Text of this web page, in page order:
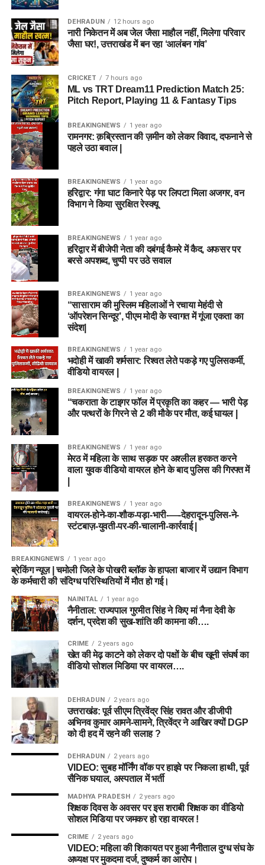
DEHRADUN 12 hours ago
नारी निकेतन में अब जेल जैसा माहौल नहीं, मिलेगा परिवार
जैसा घर!, उत्तराखंड में बन रहा ‘आलंबन गांव’
CRICKET 7 hours ago
ML vs TRT Dream11 Prediction Match 25:
Pitch Report, Playing 11 & Fantasy Tips
BREAKINGNEWS 1 year ago
रामनगर: क़ब्रिस्तान की ज़मीन को लेकर विवाद, दफनाने से
पहले उठा बवाल |
BREAKINGNEWS 1 year ago
हरिद्वार: गंगा घाट किनारे पेड़ पर लिपटा मिला अजगर, वन
विभाग ने किया सुरक्षित रेस्क्यू
BREAKINGNEWS 1 year ago
हरिद्वार में बीजेपी नेता की दबंगई कैमरे में कैद, अफसर पर
बरसे अपशब्द, चुप्पी पर उठे सवाल
BREAKINGNEWS 1 year ago
“सासाराम की मुस्लिम महिलाओं ने रचाया मेहंदी से
‘ऑपरेशन सिन्दूर’, पीएम मोदी के स्वागत में गूंजा एकता का
संदेश|
BREAKINGNEWS 1 year ago
भदोही में खाकी शर्मसार: रिश्वत लेते पकड़े गए पुलिसकर्मी,
वीडियो वायरल |
BREAKINGNEWS 1 year ago
“चकराता के टाइगर फॉल में प्रकृति का कहर — भारी पेड़
और पत्थरों के गिरने से 2 की मौके पर मौत, कई घायल |
BREAKINGNEWS 1 year ago
मेरठ में महिला के साथ सड़क पर अश्लील हरकत करने
वाला युवक वीडियो वायरल होने के बाद पुलिस की गिरफ्त में
BREAKINGNEWS 1 year ago
वायरल-होने-का-शौक-पड़ा-भारी-—-देहरादून-पुलिस-ने-
स्टंटबाज़-युवती-पर-की-चालानी-कार्रवाई |
BREAKINGNEWS 1 year ago
ब्रेकिंग न्यूज़ | चमोली जिले के पोखरी ब्लॉक के हापला बाजार में उद्यान विभाग
के कर्मचारी की संदिग्ध परिस्थितियों में मौत हो गई।
NAINITAL 1 year ago
नैनीताल: राज्यपाल गुरमीत सिंह ने किए मां नैना देवी के
दर्शन, प्रदेश की सुख-शांति की कामना की….
CRIME 2 years ago
खेत की मेढ़ काटने को लेकर दो पक्षों के बीच खूनी संघर्ष का
वीडियो सोशल मिडिया पर वायरल….
DEHRADUN 2 years ago
उत्तराखंड: पूर्व सीएम त्रिवेंद्र सिंह रावत और डीजीपी
अभिनव कुमार आमने-सामने, त्रिवेंद्र ने आखिर क्यों DGP
को दी हद में रहने की सलाह ?
DEHRADUN 2 years ago
VIDEO: सुबह मॉर्निंग वॉक पर हाइवे पर निकला हाथी, पूर्व
सैनिक घयाल, अस्पताल में भर्ती
MADHYA PRADESH 2 years ago
शिक्षक दिवस के अवसर पर इस शराबी शिक्षक का वीडियो
सोशल मिडिया पर जमकर हो रहा वायरल !
CRIME 2 years ago
VIDEO: महिला की शिकायत पर हुआ नैनीताल दुग्ध संघ के
अध्यक्ष पर मुकदमा दर्ज, दुष्कर्म का आरोप।